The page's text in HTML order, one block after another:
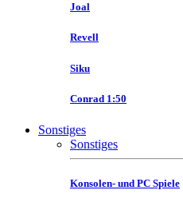
Joal
Revell
Siku
Conrad 1:50
Sonstiges
Sonstiges
Konsolen- und PC Spiele